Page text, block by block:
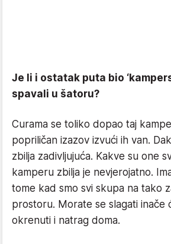
Je li i ostatak puta bio
spavali u šatoru?
Curama se toliko dopao taj
popriličan izazov izvući ih van.
zbilja zadivljujuća. Kakve su one
kamperu zbilja je nevjerojatno.
tome kad smo svi skupa na tako
prostoru. Morate se slagati inače
okrenuti i natrag doma.